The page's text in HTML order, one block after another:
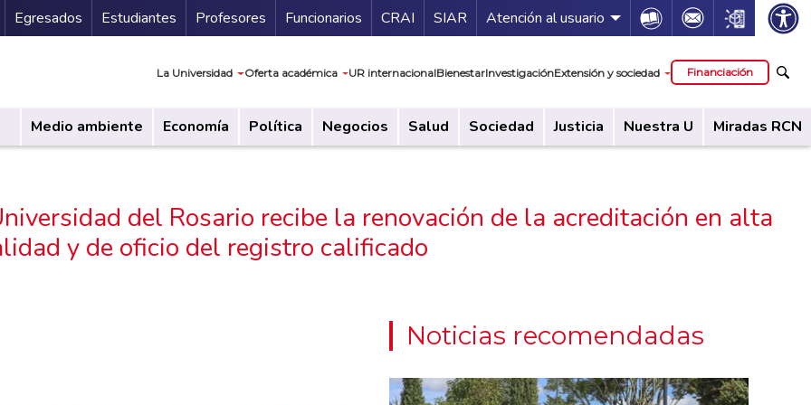
Secundario
Egresados Estudiantes Profesores Funcionarios Guía de servicios
CRAI SIAR Atención al usuario Icon Icon Icon
La Universidad Oferta académica UR internacionalBienestarInvestigaciónExtensión y sociedad Financiación
Medio ambiente Economía Política Negocios Salud Sociedad Justicia Nuestra U Miradas RCN
del Rosario recibe la renovación de la acreditación en alta
y de oficio del registro calificado
Noticias recomendadas